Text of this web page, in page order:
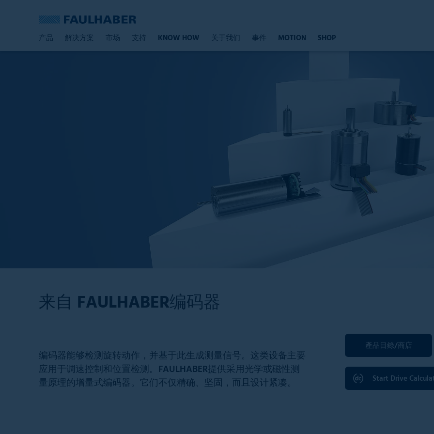
产品 解决方案 市场 支持 KNOW HOW 关于我们 事件 MOTION SHOP
来自 FAULHABER编码器
编码器能够检测旋转动作，并基于此生成测量信号。这类设备主要
应用于调速控制和位置检测。FAULHABER提供采用光学或磁性测
量原理的增量式编码器。它们不仅精确、坚固，而且设计紧凑。
產品目錄/商店
Start Drive